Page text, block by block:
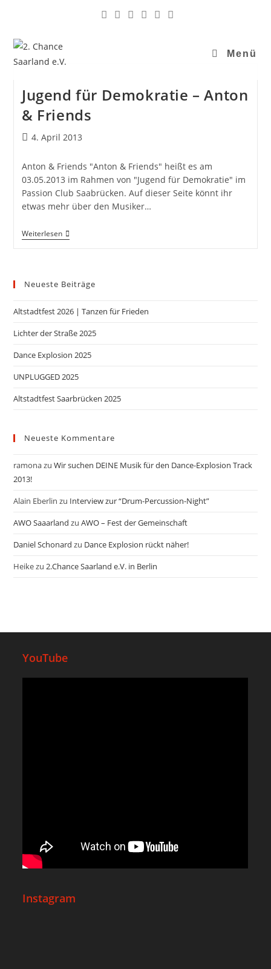
Menü
Jugend für Demokratie – Anton
& Friends
4. April 2013
Anton & Friends "Anton & Friends" heißt es am
03.05.2013 im Rahmen von "Jugend für Demokratie" im
Passion Club Saabrücken. Auf dieser Seite könnt ihr
etwas mehr über den Musiker…
Weiterlesen
Neueste Beiträge
Altstadtfest 2026 | Tanzen für Frieden
Lichter der Straße 2025
Dance Explosion 2025
UNPLUGGED 2025
Altstadtfest Saarbrücken 2025
Neueste Kommentare
ramonazuWir suchen DEINE Musik für den Dance-Explosion Track
2013!
Alain Eberlin zu Interview zur “Drum-Percussion-Night”
AWO Saaarland zuAWO – Fest der Gemeinschaft
Daniel Schonard zu Dance Explosion rückt näher!
Heikezu2.Chance Saarland e.V. in Berlin
YouTube
Instagram